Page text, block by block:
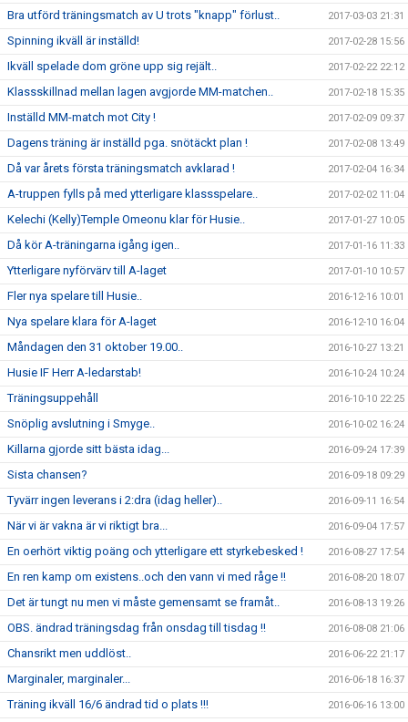
Bra utförd träningsmatch av U trots "knapp" förlust.. 2017-03-03 21:31
Spinning ikväll är inställd! 2017-02-28 15:56
Ikväll spelade dom gröne upp sig rejält.. 2017-02-22 22:12
Klassskillnad mellan lagen avgjorde MM-matchen.. 2017-02-18 15:35
Inställd MM-match mot City ! 2017-02-09 09:37
Dagens träning är inställd pga. snötäckt plan ! 2017-02-08 13:49
Då var årets första träningsmatch avklarad ! 2017-02-04 16:34
A-truppen fylls på med ytterligare klassspelare.. 2017-02-02 11:04
Kelechi (Kelly)Temple Omeonu klar för Husie.. 2017-01-27 10:05
Då kör A-träningarna igång igen.. 2017-01-16 11:33
Ytterligare nyförvärv till A-laget 2017-01-10 10:57
Fler nya spelare till Husie.. 2016-12-16 10:01
Nya spelare klara för A-laget 2016-12-10 16:04
Måndagen den 31 oktober 19.00.. 2016-10-27 13:21
Husie IF Herr A-ledarstab! 2016-10-24 10:24
Träningsuppehåll 2016-10-10 22:25
Snöplig avslutning i Smyge.. 2016-10-02 16:24
Killarna gjorde sitt bästa idag... 2016-09-24 17:39
Sista chansen? 2016-09-18 09:29
Tyvärr ingen leverans i 2:dra (idag heller).. 2016-09-11 16:54
När vi är vakna är vi riktigt bra... 2016-09-04 17:57
En oerhört viktig poäng och ytterligare ett styrkebesked ! 2016-08-27 17:54
En ren kamp om existens..och den vann vi med råge !! 2016-08-20 18:07
Det är tungt nu men vi måste gemensamt se framåt.. 2016-08-13 19:26
OBS. ändrad träningsdag från onsdag till tisdag !! 2016-08-08 21:06
Chansrikt men uddlöst.. 2016-06-22 21:17
Marginaler, marginaler... 2016-06-18 16:37
Träning ikväll 16/6 ändrad tid o plats !!! 2016-06-16 13:00